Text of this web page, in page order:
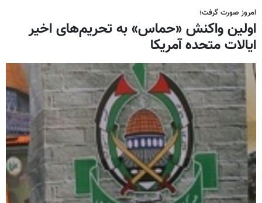
امروز صورت گرفت؛
اولین واکنش «حماس» به تحریم‌های اخیر
ایالات متحده آمریکا